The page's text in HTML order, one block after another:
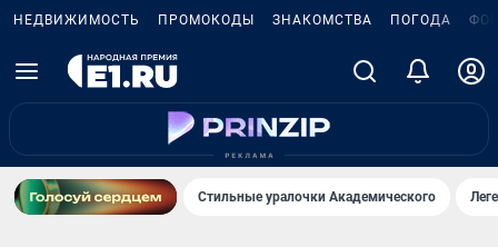
НЕДВИЖИМОСТЬ ПРОМОКОДЫ ЗНАКОМСТВА ПОГОДА
Стильные уралочки Академического